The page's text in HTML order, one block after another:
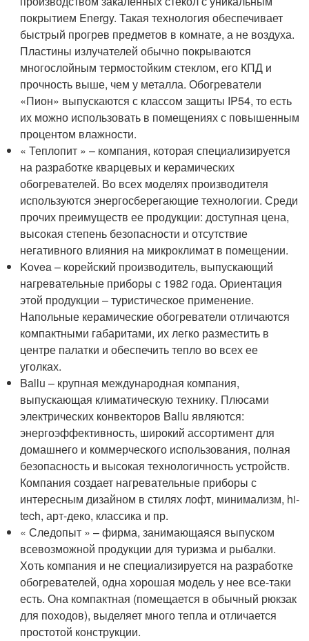
покрытием Energy. Такая технология обеспечивает
быстрый прогрев предметов в комнате, а не воздуха.
Пластины излучателей обычно покрываются
многослойным термостойким стеклом, его КПД и
прочность выше, чем у металла. Обогреватели
«Пион» выпускаются с классом защиты IP54, то есть
их можно использовать в помещениях с повышенным
процентом влажности.
« Теплопит » – компания, которая специализируется
на разработке кварцевых и керамических
обогревателей. Во всех моделях производителя
используются энергосберегающие технологии. Среди
прочих преимуществ ее продукции: доступная цена,
высокая степень безопасности и отсутствие
негативного влияния на микроклимат в помещении.
Kovea – корейский производитель, выпускающий
нагревательные приборы с 1982 года. Ориентация
этой продукции – туристическое применение.
Напольные керамические обогреватели отличаются
компактными габаритами, их легко разместить в
центре палатки и обеспечить тепло во всех ее
уголках.
Ballu – крупная международная компания,
выпускающая климатическую технику. Плюсами
электрических конвекторов Ballu являются:
энергоэффективность, широкий ассортимент для
домашнего и коммерческого использования, полная
безопасность и высокая технологичность устройств.
Компания создает нагревательные приборы с
интересным дизайном в стилях лофт, минимализм, hi-
tech, арт-деко, классика и пр.
« Следопыт » – фирма, занимающаяся выпуском
всевозможной продукции для туризма и рыбалки.
Хоть компания и не специализируется на разработке
обогревателей, одна хорошая модель у нее все-таки
есть. Она компактная (помещается в обычный рюкзак
для походов), выделяет много тепла и отличается
простотой конструкции.